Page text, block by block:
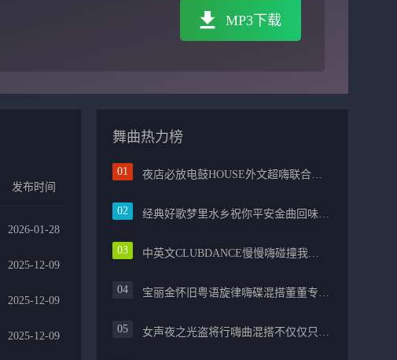
MP3下载
发布时间
2026-01-28
2025-12-09
2025-12-09
2025-12-09
舞曲热力榜
夜店必放电鼓HOUSE外文超嗨联合爱的路上千万里PROG包房漫步上头
经典好歌梦里水乡祝你平安金曲回味融合光辉岁月气氛中文兄弟串烧
中英文CLUBDANCE慢慢嗨碰撞我的中国心光辉岁月弹鼓车载
宝丽金怀旧粤语旋律嗨碟混搭董董专属越南鼓节奏
女声夜之光盗将行嗨曲混搭不仅仅只是喜欢你PROG舒服